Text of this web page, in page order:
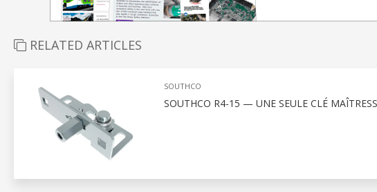
RELATED ARTICLES
SOUTHCO
SOUTHCO R4-15 — UNE SEULE CLÉ